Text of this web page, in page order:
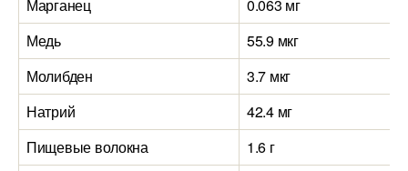
Марганец
0.063 мг
Медь
55.9 мкг
Молибден
3.7 мкг
Натрий
42.4 мг
Пищевые волокна
1.6 г